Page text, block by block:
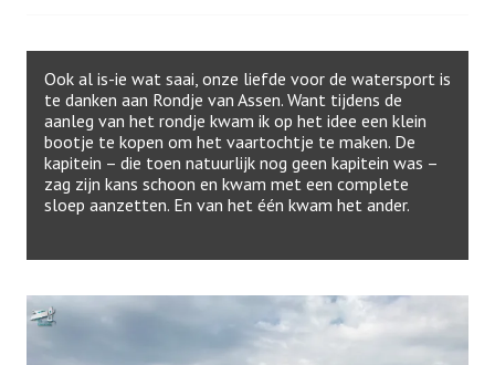
Ook al is-ie wat saai, onze liefde voor de watersport is
te danken aan Rondje van Assen. Want tijdens de
aanleg van het rondje kwam ik op het idee een klein
bootje te kopen om het vaartochtje te maken. De
kapitein – die toen natuurlijk nog geen kapitein was –
zag zijn kans schoon en kwam met een complete
sloep aanzetten. En van het één kwam het ander.